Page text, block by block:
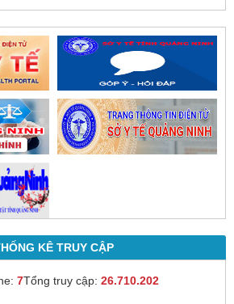
KÊ TRUY CẬP
7Tổng truy cập: 26.710.202